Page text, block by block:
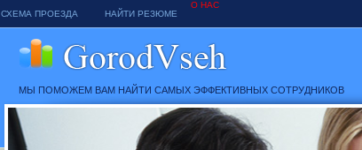
СХЕМА ПРОЕЗДА
О НАС
НАЙТИ РЕЗЮМЕ
МЫ ПОМОЖЕМ ВАМ НАЙТИ САМЫХ ЭФФЕКТИВНЫХ СОТРУДНИКОВ